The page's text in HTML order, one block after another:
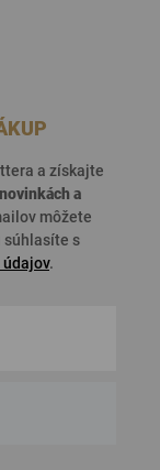
a získajte
novinkách a
môžete
súhlasíte s
.